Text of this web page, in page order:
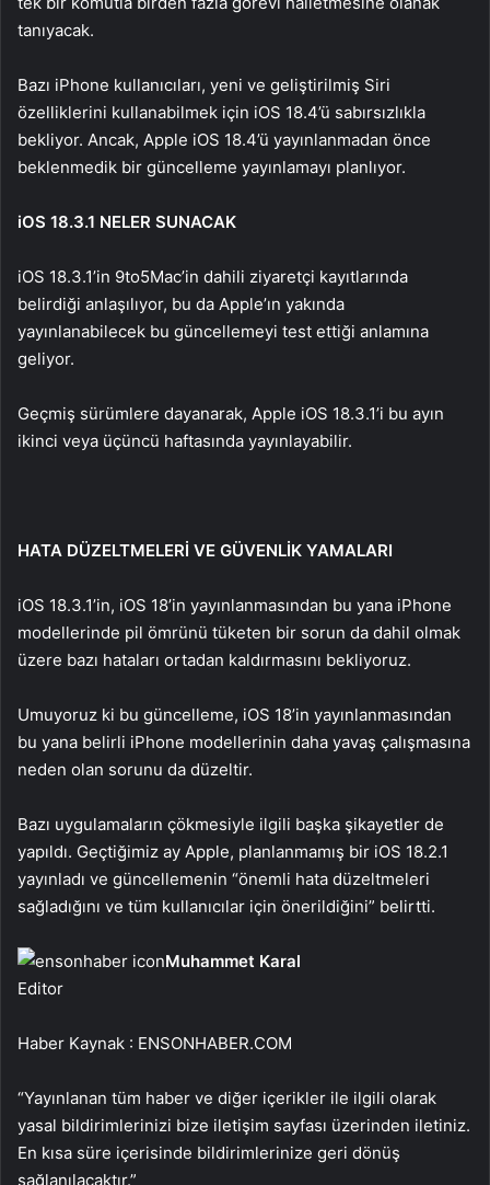
tanıyacak.
Bazı iPhone kullanıcıları, yeni ve geliştirilmiş Siri
özelliklerini kullanabilmek için iOS 18.4’ü sabırsızlıkla
bekliyor. Ancak, Apple iOS 18.4’ü yayınlanmadan önce
beklenmedik bir güncelleme yayınlamayı planlıyor.
iOS 18.3.1 NELER SUNACAK
iOS 18.3.1’in 9to5Mac’in dahili ziyaretçi kayıtlarında
belirdiği anlaşılıyor, bu da Apple’ın yakında
yayınlanabilecek bu güncellemeyi test ettiği anlamına
geliyor.
Geçmiş sürümlere dayanarak, Apple iOS 18.3.1’i bu ayın
ikinci veya üçüncü haftasında yayınlayabilir.
HATA DÜZELTMELERİ VE GÜVENLİK YAMALARI
iOS 18.3.1’in, iOS 18’in yayınlanmasından bu yana iPhone
modellerinde pil ömrünü tüketen bir sorun da dahil olmak
üzere bazı hataları ortadan kaldırmasını bekliyoruz.
Umuyoruz ki bu güncelleme, iOS 18’in yayınlanmasından
bu yana belirli iPhone modellerinin daha yavaş çalışmasına
neden olan sorunu da düzeltir.
Bazı uygulamaların çökmesiyle ilgili başka şikayetler de
yapıldı. Geçtiğimiz ay Apple, planlanmamış bir iOS 18.2.1
yayınladı ve güncellemenin “önemli hata düzeltmeleri
sağladığını ve tüm kullanıcılar için önerildiğini” belirtti.
Muhammet Karal
Editor
Haber Kaynak : ENSONHABER.COM
“Yayınlanan tüm haber ve diğer içerikler ile ilgili olarak
yasal bildirimlerinizi bize iletişim sayfası üzerinden iletiniz.
En kısa süre içerisinde bildirimlerinize geri dönüş
sağlanılacaktır.”